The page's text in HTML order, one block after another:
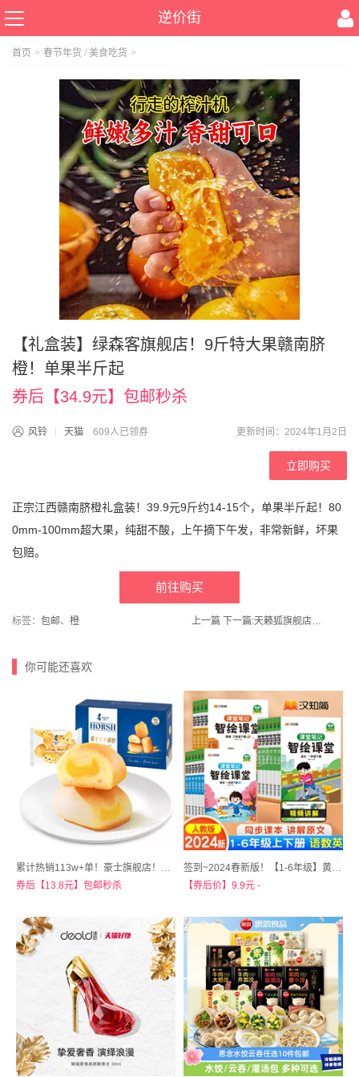
逆价街
首页 > 春节年货 / 美食吃货 >
【礼盒装】绿森客旗舰店！9斤特大果赣南脐
橙！单果半斤起
券后【34.9元】包邮秒杀
风铃 天猫 609人已领券 更新时间：2024年1月2日
立即购买
正宗江西赣南脐橙礼盒装！39.9元9斤约14-15个，单果半斤起！80
0mm-100mm超大果，纯甜不酸，上午摘下午发，非常新鲜，坏果
包赔。
前往购买
标签： 包邮、 橙 上一篇 下一篇: 天籁狐旗舰店！拍2！秋冬新款半高领德绒打底衫加厚保暖
你可能还喜欢
累计热销113w+单！豪士旗舰店！【超值380g约60个】豪士小小面包
券后【13.8元】包邮秒杀
签到~2024春新版！【1-6年级】黄冈课堂笔记
【券后价】9.9元 -